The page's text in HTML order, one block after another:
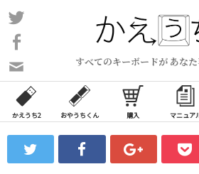
コ
ン
ン
ツ
ス
ッ
すべてのキーボードが あな
い
合
わ
フ
ォ
かえうち2 おやうちくん 購入 マニュア